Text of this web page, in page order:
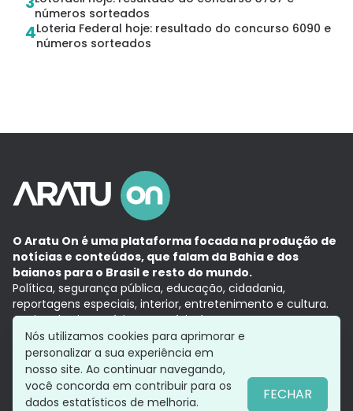
números sorteados
4Loteria Federal hoje: resultado do concurso 6090 e
números sorteados
O Aratu On é uma plataforma focada na produção de
notícias e conteúdos, que falam da Bahia e dos
baianos para o Brasil e resto do mundo.
Política, segurança pública, educação, cidadania,
reportagens especiais, interior, entretenimento e cultura.
Aqui, tudo vira notícia e a notícia é no tempo presente,
com a credibilidade do Grupo Aratu.
Grupo Aratu
Política de privacidade
Nós utilizamos cookies para aprimorar e
personalizar a sua experiência em
nosso site. Ao continuar navegando,
você concorda em contribuir para os
dados estatísticos de melhoria.
FECHAR